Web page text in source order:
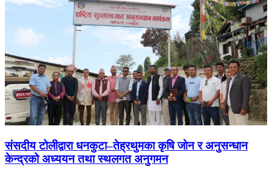
संसदीय टोलीद्वारा धनकुटा–तेह्रथुमका कृषि जोन र अनुसन्धान
केन्द्रको अध्ययन तथा स्थलगत अनुगमन